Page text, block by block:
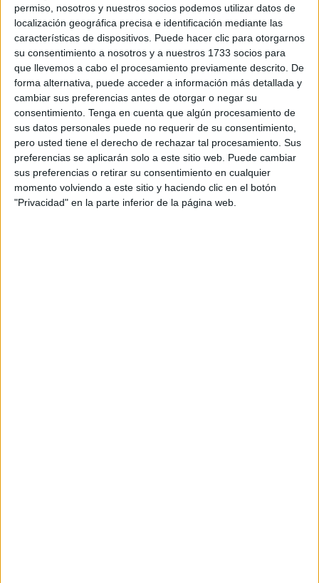
permiso, nosotros y nuestros socios podemos utilizar datos de
localización geográfica precisa e identificación mediante las
características de dispositivos. Puede hacer clic para otorgarnos
su consentimiento a nosotros y a nuestros 1733 socios para
que llevemos a cabo el procesamiento previamente descrito. De
forma alternativa, puede acceder a información más detallada y
cambiar sus preferencias antes de otorgar o negar su
consentimiento. Tenga en cuenta que algún procesamiento de
sus datos personales puede no requerir de su consentimiento,
pero usted tiene el derecho de rechazar tal procesamiento. Sus
preferencias se aplicarán solo a este sitio web. Puede cambiar
sus preferencias o retirar su consentimiento en cualquier
momento volviendo a este sitio y haciendo clic en el botón
"Privacidad" en la parte inferior de la página web.